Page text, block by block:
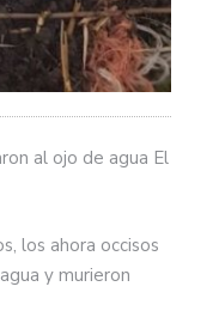
al ojo de agua El
los ahora occisos
y murieron